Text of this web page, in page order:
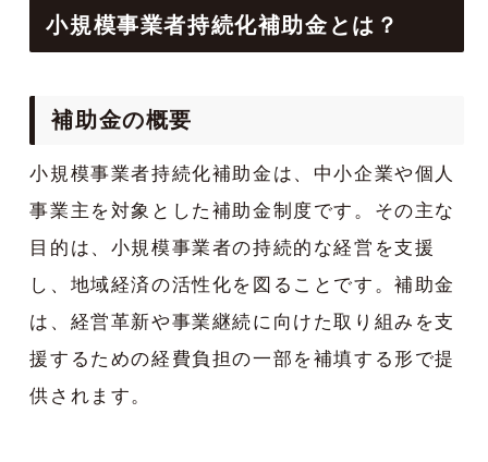
小規模事業者持続化補助金とは ？
補助金の概要
小規模事業者持続化補助金は、中小企業や個人
事業主を対象とした補助金制度です。その主な
目的は、小規模事業者の持続的な経営を支援
し、地域経済の活性化を図ることです。補助金
は、経営革新や事業継続に向けた取り組みを支
援するための経費負担の一部を補填する形で提
供されます。